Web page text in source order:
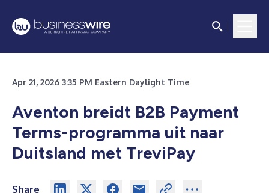
Apr 21, 2026 3:35 PM Eastern Daylight Time
Aventon breidt B2B Payment
Terms-programma uit naar
Duitsland met TreviPay
Share